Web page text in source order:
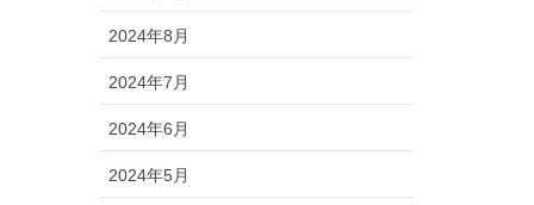
2024年8月
2024年7月
2024年6月
2024年5月